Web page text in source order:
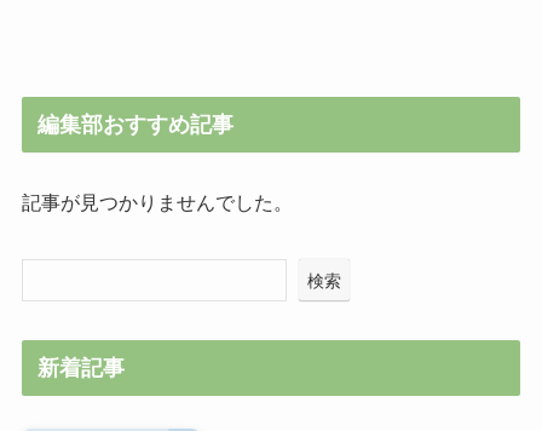
編集部おすすめ記事
記事が見つかりませんでした。
検索
新着記事